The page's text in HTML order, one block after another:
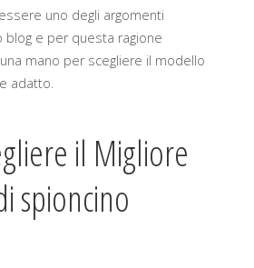
uno degli argomenti
blog e per questa ragione
mano per scegliere il modello
adatto.
il Migliore
spioncino